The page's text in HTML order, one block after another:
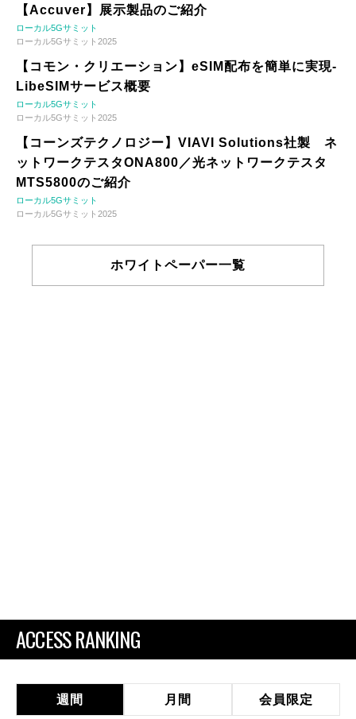
【Accuver】展示製品のご紹介
ローカル5Gサミット
ローカル5Gサミット2025
【コモン・クリエーション】eSIM配布を簡単に実現-
LibeSIMサービス概要
ローカル5Gサミット
ローカル5Gサミット2025
【コーンズテクノロジー】VIAVI Solutions社製 ネ
ットワークテスタONA800／光ネットワークテスタ
MTS5800のご紹介
ローカル5Gサミット
ローカル5Gサミット2025
ホワイトペーパー一覧
ACCESS RANKING
週間 月間 会員限定